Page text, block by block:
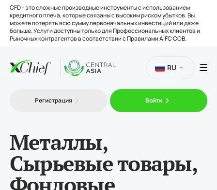
CFD - это сложные производные инструменты с использованием
кредитного плеча, которые связаны с высоким риском убытков. Вы
можете потерять всю сумму первоначальных инвестиций или даже
больше. Услуги доступны только для Профессиональных клиентов и
Рыночных контрагентов в соответствии с Правилами AIFC COB.
Торговля
Инструменты
О нас
RU
Регистрация Войти
Металлы,
Сырьевые товары,